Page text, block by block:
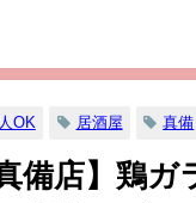
OK 居酒屋 真備
備店】鶏